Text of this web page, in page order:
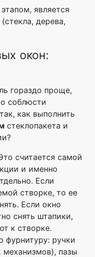
является
дерева,
окон:
гораздо проще,
соблюсти
как выполнить
стеклопакета и
считается самой
и именно
Если
створке, то ее
Если окно
снять штапики,
к створке.
фурнитуру: ручки
механизмов), пазы